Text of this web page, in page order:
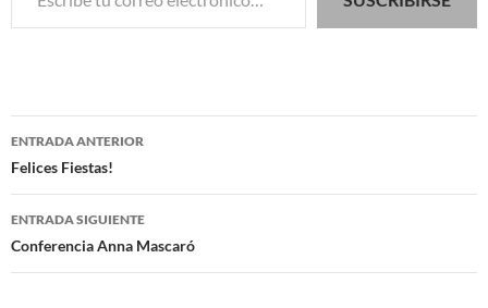
Navegación
de
entradas
ENTRADA ANTERIOR
Felices Fiestas!
ENTRADA SIGUIENTE
Conferencia Anna Mascaró